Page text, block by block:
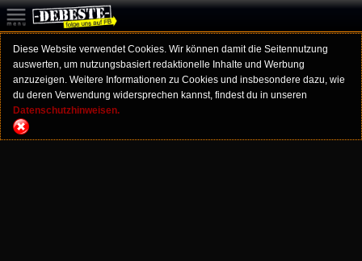
Diese Website verwendet Cookies. Wir können damit die Seitennutzung
auswerten, um nutzungsbasiert redaktionelle Inhalte und Werbung
anzuzeigen. Weitere Informationen zu Cookies und insbesondere dazu, wie
du deren Verwendung widersprechen kannst, findest du in unseren
Datenschutzhinweisen.